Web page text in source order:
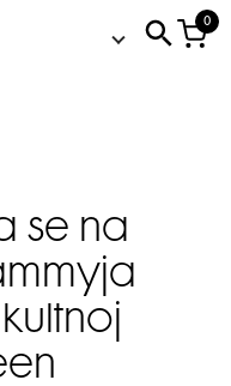
0
se na